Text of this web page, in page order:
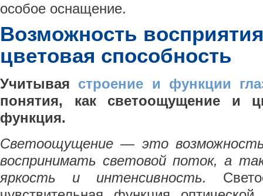
особое оснащение.
Возможность
цветовая способность
Учитывая строение и функции
понятия, как светоощущение и
функция.
Светоощущение — это возможность
воспринимать световой поток, а
яркость и интенсивность.